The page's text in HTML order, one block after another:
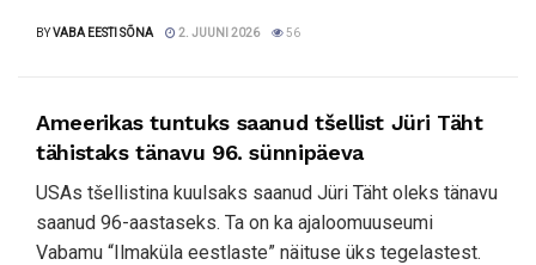
BYVABA EESTI SÕNA 2. JUUNI 2026 56
Ameerikas tuntuks saanud tšellist Jüri Täht
tähistaks tänavu 96. sünnipäeva
USAs tšellistina kuulsaks saanud Jüri Täht oleks tänavu
saanud 96-aastaseks. Ta on ka ajaloomuuseumi
Vabamu “Ilmaküla eestlaste” näituse üks tegelastest.